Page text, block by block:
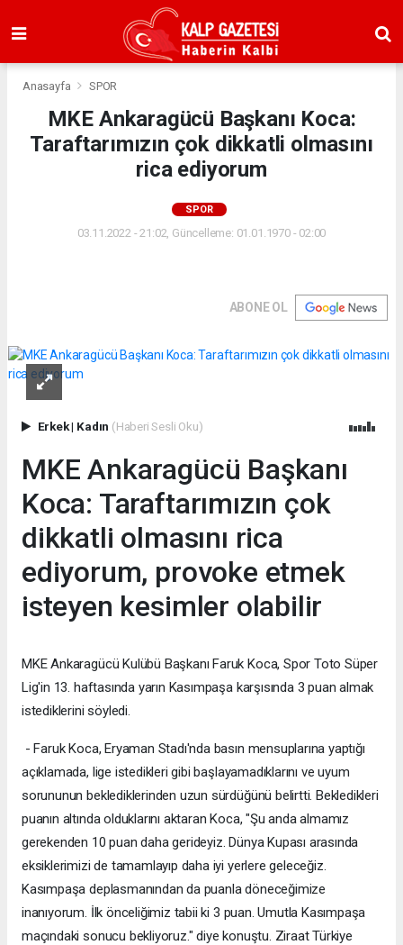
Anasayfa SPOR
MKE Ankaragücü Başkanı Koca:
Taraftarımızın çok dikkatli olmasını
rica ediyorum
SPOR
03.11.2022 - 21:02, Güncelleme: 01.01.1970 - 02:00
ABONE OL
Erkek| Kadın (Haberi Sesli Oku)
MKE Ankaragücü Başkanı
Koca: Taraftarımızın çok
dikkatli olmasını rica
ediyorum, provoke etmek
isteyen kesimler olabilir
MKE Ankaragücü Kulübü Başkanı Faruk Koca, Spor Toto Süper
Lig'in 13. haftasında yarın Kasımpaşa karşısında 3 puan almak
istediklerini söyledi.
- Faruk Koca, Eryaman Stadı'nda basın mensuplarına yaptığı
açıklamada, lige istedikleri gibi başlayamadıklarını ve uyum
sorununun beklediklerinden uzun sürdüğünü belirtti. Bekledikleri
puanın altında olduklarını aktaran Koca, "Şu anda almamız
gerekenden 10 puan daha gerideyiz. Dünya Kupası arasında
eksiklerimizi de tamamlayıp daha iyi yerlere geleceğiz.
Kasımpaşa deplasmanından da puanla döneceğimize
inanıyorum. İlk önceliğimiz tabii ki 3 puan. Umutla Kasımpaşa
maçındaki sonucu bekliyoruz." diye konuştu. Ziraat Türkiye